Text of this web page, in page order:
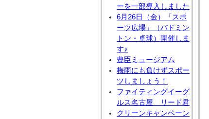
ーを一部導入しました
6月26日（金）「スポ
ーツ広場」（バドミン
トン・卓球）開催しま
す♪
豊臣ミュージアム
梅雨にも負けずスポー
ツしましょう！
ファイティングイーグ
ルス名古屋 リード君
クリーンキャンペーン